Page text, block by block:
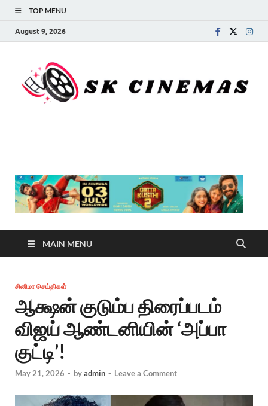
TOP MENU
August 9, 2026
MAIN MENU
சினிமா செய்திகள்
ஆக்ஷன் குடும்ப திரைப்படம்
விஜய் ஆண்டனியின் ‘அப்பா
குட்டி’!
May 21, 2026 - byadmin - Leave a Comment